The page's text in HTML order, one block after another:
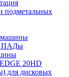
подметальных
машины
ПАДы
20HD
для дисковых